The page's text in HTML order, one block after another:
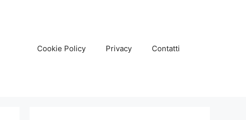
Cookie Policy Privacy Contatti